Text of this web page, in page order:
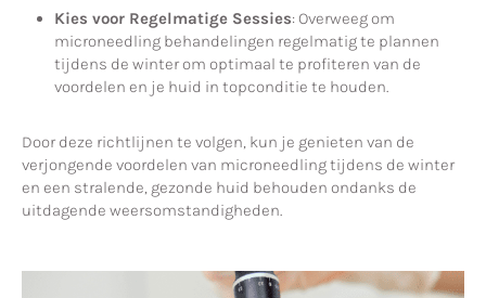
Kies voor Regelmatige Sessies: Overweeg om
microneedling behandelingen regelmatig te plannen
tijdens de winter om optimaal te profiteren van de
voordelen en je huid in topconditie te houden.
Door deze richtlijnen te volgen, kun je genieten van de
verjongende voordelen van microneedling tijdens de winter
en een stralende, gezonde huid behouden ondanks de
uitdagende weersomstandigheden.